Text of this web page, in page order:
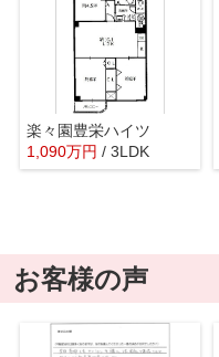
楽々園豊栄ハイツ
1,090万円 / 3LDK
お客様の声